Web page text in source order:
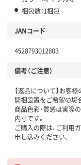
梱包数：1梱包
JANコード
4528793012803
備考（ご注意）
【返品について】お客
開梱設置をご希望の場
商品色彩・質感は実際
内寸です。
ご購入の際は、ご利用
申し込みください。